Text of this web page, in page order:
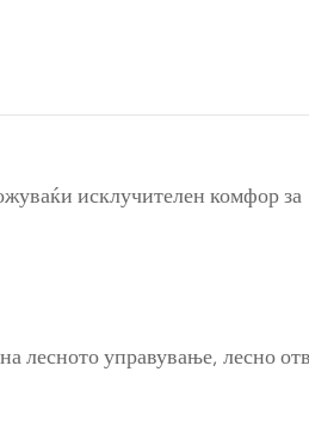
исклучителен комфор за
лесното управување, лесно